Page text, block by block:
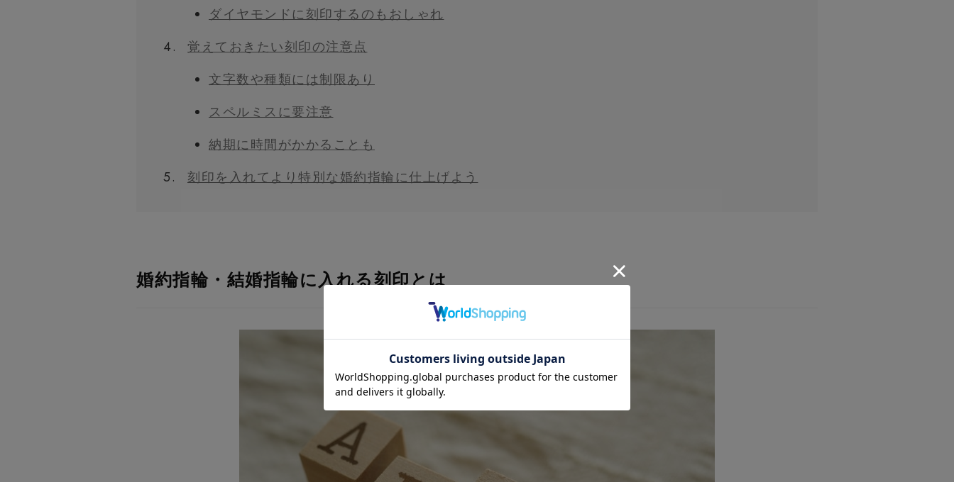
ダイヤモンドに刻印するのもおしゃれ
4.
覚えておきたい刻印の注意点
文字数や種類には制限あり
スペルミスに要注意
納期に時間がかかることも
5.
刻印を入れてより特別な婚約指輪に仕上げよう
婚約指輪・結婚指輪に入れる刻印とは